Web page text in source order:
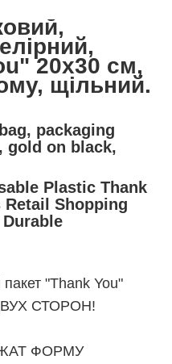
20x30 см,
щільний.
packaging
gold on black,
Plastic Thank
Shopping
"Thank You"
СТОРОН!
ФОРМУ